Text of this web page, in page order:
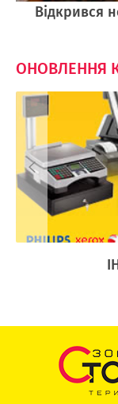
Відкрився
ОНОВЛЕННЯ